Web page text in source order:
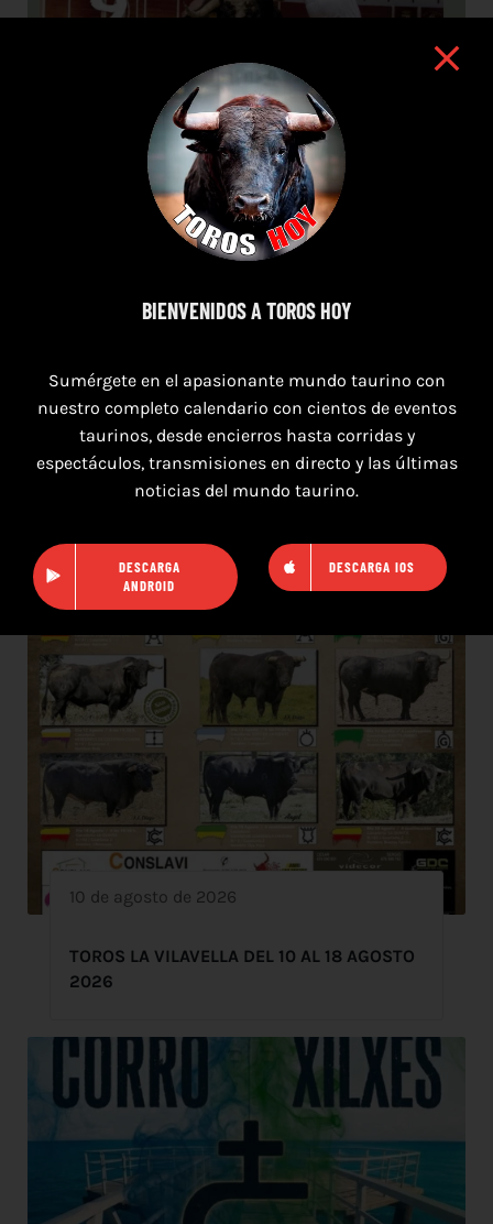
TOROS NAVAS DE SAN JUAN 9 AGOSTO
2026
10 de agosto de 2026
TOROS LA VILAVELLA DEL 10 AL 18 AGOSTO
2026
BIENVENIDOS A TOROS HOY
Sumérgete en el apasionante mundo taurino con
nuestro completo calendario con cientos de eventos
taurinos, desde encierros hasta corridas y
espectáculos, transmisiones en directo y las últimas
noticias del mundo taurino.
DESCARGA
ANDROID
DESCARGA IOS